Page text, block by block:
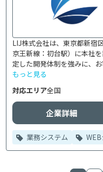
LIJ株式会社は、東京都新宿
京王新線：初台駅）に本社
定した開発体制を強みに、
もっと見る
対応エリア全国
企業詳細
業務システム